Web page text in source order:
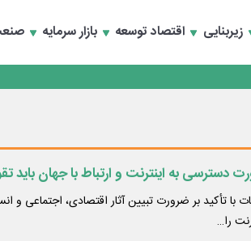
زیربنایی اقتصاد توسعه بازار سرمایه
تجارت و همگرایی منطقه‌ای
مالی
دسترسی به اینترنت و ارتباط با جهان باید
با تأکید بر ضرورت تبیین آثار اقتصادی، اجتماعی و
را…